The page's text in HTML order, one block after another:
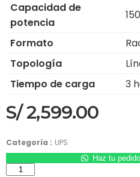
Capacidad de
potencia
Formato
Topología
Tiempo de carga
3
S/2,599.00
Categoría : UPS
Haz tu